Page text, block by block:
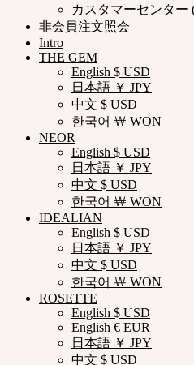
カスタマーセンター
非会員注文照会
Intro
THE GEM
English $ USD
日本語 ￥ JPY
中文 $ USD
한국어 ￦ WON
NEOR
English $ USD
日本語 ￥ JPY
中文 $ USD
한국어 ￦ WON
IDEALIAN
English $ USD
日本語 ￥ JPY
中文 $ USD
한국어 ￦ WON
ROSETTE
English $ USD
English € EUR
日本語 ￥ JPY
中文 $ USD